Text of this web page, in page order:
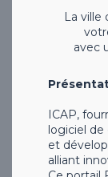
La
avec
ICAP,
logiciel
et
alliant